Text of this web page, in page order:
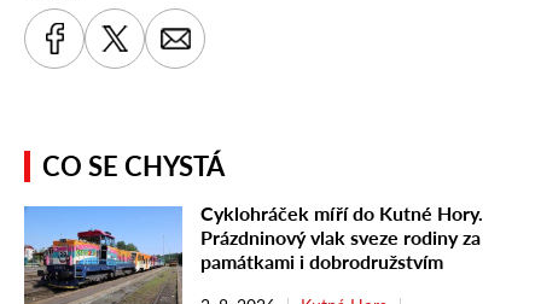
CO SE CHYSTÁ
Cyklohráček míří do Kutné Hory.
Prázdninový vlak sveze rodiny za
památkami i dobrodružstvím